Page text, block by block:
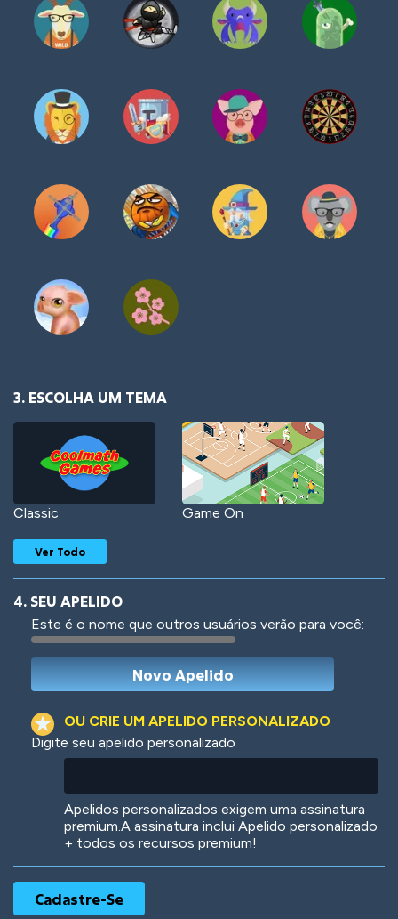
3. ESCOLHA UM TEMA
Classic Game On
Woof Jungle Cats
Ver Todo
4. SEU APELIDO
Este é o nome que outros usuários verão para você:
OU CRIE UM APELIDO PERSONALIZADO
Digite seu apelido personalizado
Apelidos personalizados exigem uma assinatura
premium.A assinatura inclui Apelido personalizado
+ todos os recursos premium!